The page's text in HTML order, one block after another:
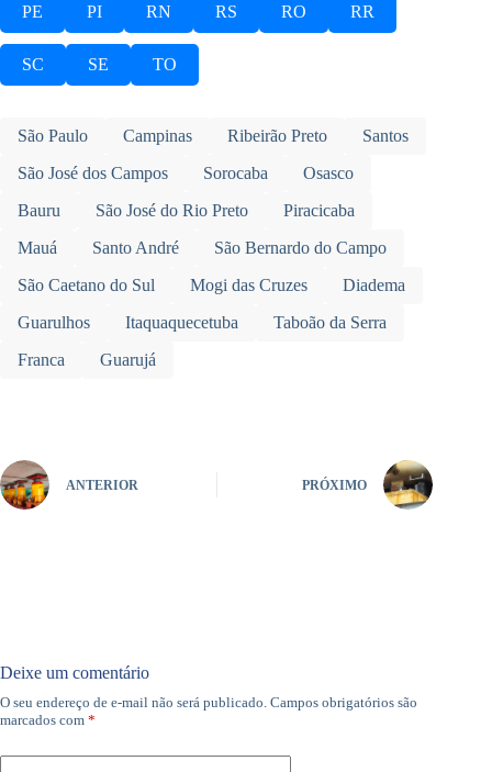
PE PI RN RS RO RR
SC SE TO
São Paulo Campinas Ribeirão Preto
Santos
São José dos Campos
Sorocaba
Osasco
Bauru
São José do Rio Preto
Piracicaba
Mauá
Santo André
São Bernardo do Campo
São Caetano do Sul
Mogi das Cruzes
Diadema
Guarulhos
Itaquaquecetuba
Taboão da Serra
Franca
Guarujá
ANTERIOR PRÓXIMO
Deixe um comentário
O seu endereço de e-mail não será publicado. Campos obrigatórios são
marcados com *